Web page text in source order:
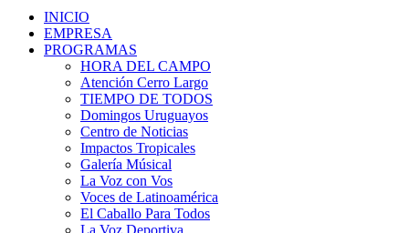
INICIO
EMPRESA
PROGRAMAS
HORA DEL CAMPO
Atención Cerro Largo
TIEMPO DE TODOS
Domingos Uruguayos
Centro de Noticias
Impactos Tropicales
Galería Músical
La Voz con Vos
Voces de Latinoamérica
El Caballo Para Todos